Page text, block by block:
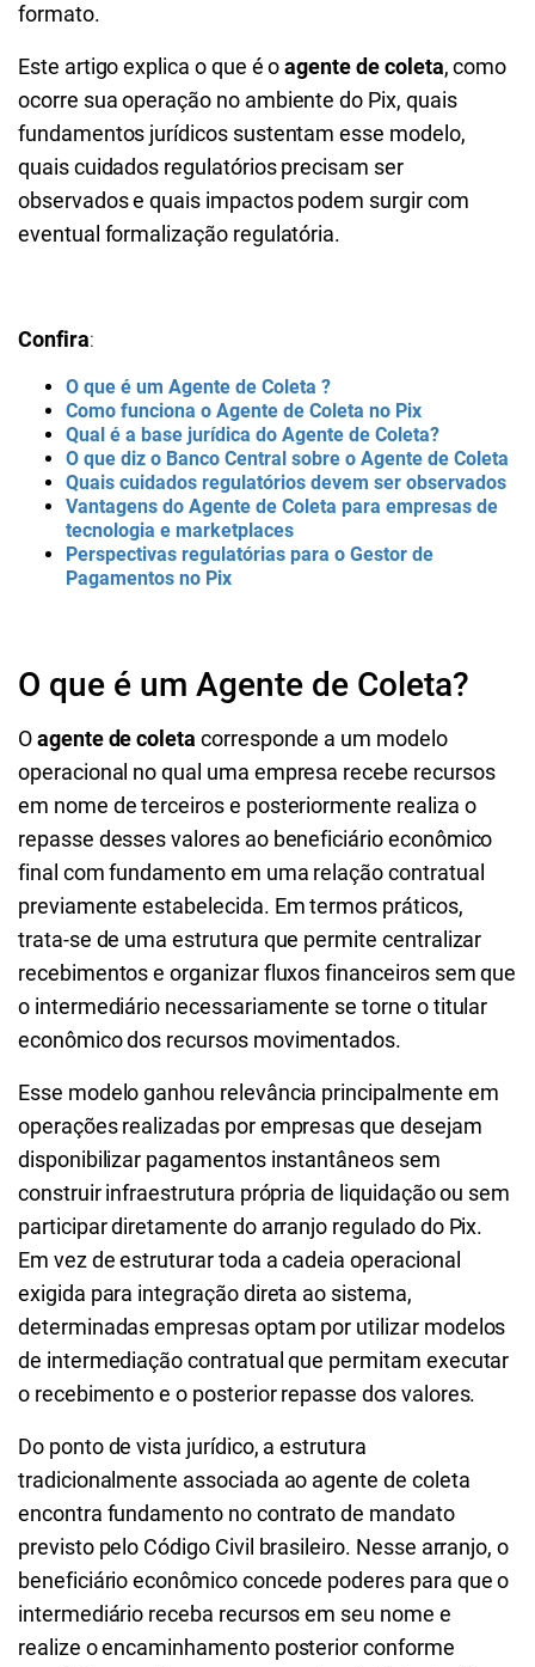
formato.
Este artigo explica o que é oagente de coleta, como
ocorre sua operação no ambiente do Pix, quais
fundamentos jurídicos sustentam esse modelo,
quais cuidados regulatórios precisam ser
observados e quais impactos podem surgir com
eventual formalização regulatória.
Confira:
O que é um Agente de Coleta ?
Como funciona o Agente de Coleta no Pix
Qual é a base jurídica do Agente de Coleta?
O que diz o Banco Central sobre o Agente de Coleta
Quais cuidados regulatórios devem ser observados
Vantagens do Agente de Coleta para empresas de
tecnologia e marketplaces
Perspectivas regulatórias para o Gestor de
Pagamentos no Pix
O que é um Agente de Coleta?
Oagente de coleta corresponde a um modelo
operacional no qual uma empresa recebe recursos
em nome de terceiros e posteriormente realiza o
repasse desses valores ao beneficiário econômico
final com fundamento em uma relação contratual
previamente estabelecida. Em termos práticos,
trata-se de uma estrutura que permite centralizar
recebimentos e organizar fluxos financeiros sem que
o intermediário necessariamente se torne o titular
econômico dos recursos movimentados.
Esse modelo ganhou relevância principalmente em
operações realizadas por empresas que desejam
disponibilizar pagamentos instantâneos sem
construir infraestrutura própria de liquidação ou sem
participar diretamente do arranjo regulado do Pix.
Em vez de estruturar toda a cadeia operacional
exigida para integração direta ao sistema,
determinadas empresas optam por utilizar modelos
de intermediação contratual que permitam executar
o recebimento e o posterior repasse dos valores.
Do ponto de vista jurídico, a estrutura
tradicionalmente associada ao agente de coleta
encontra fundamento no contrato de mandato
previsto pelo Código Civil brasileiro. Nesse arranjo, o
beneficiário econômico concede poderes para que o
intermediário receba recursos em seu nome e
realize o encaminhamento posterior conforme